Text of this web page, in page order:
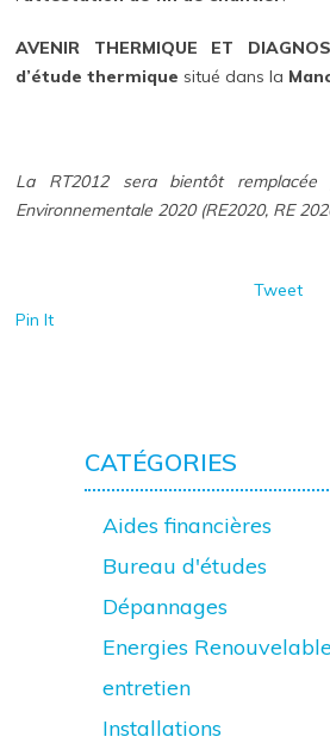
AVENIR THERMIQUE ET
d’étude thermique situé dans la
La RT2012 sera bientôt remplacée
Environnementale 2020 (RE2020, RE
Tweet
Pin It
CATÉGORIES
Aides financières
Bureau d'études
Dépannages
Energies
entretien
Installations